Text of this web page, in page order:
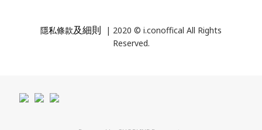
隱私條款及細則
| 2020 © i.conoffical All Rights
Reserved.